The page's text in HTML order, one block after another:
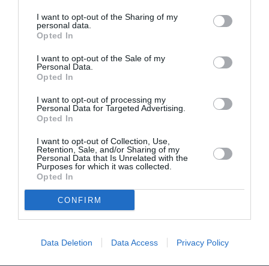
I want to opt-out of the Sharing of my
personal data.
Opted In
I want to opt-out of the Sale of my
Personal Data.
Opted In
I want to opt-out of processing my
Personal Data for Targeted Advertising.
Opted In
I want to opt-out of Collection, Use,
Retention, Sale, and/or Sharing of my
Personal Data that Is Unrelated with the
Purposes for which it was collected.
Opted In
CONFIRM
Data Deletion Data Access Privacy Policy
Δήμητρα Αθηναΐδου/ πιάνο, Κίμωνας Γκόγκας/κιθάρα,
Ρουμουνδούμης/τύμπανα, Θοδωρής Πετσόπουλος/
σαξόφωνο, Αντώνης Ηλιάκης/κιθάρα και φωνή
Reversed
κατευθείαν μια διαφορετική ενέργεια, μια αύρα από τον
καθένα τους που πραγματικά σε μεταφέρει στην εποχή
που το ροκ είχε πρωταρχικό ρόλο στις καρδιές των
πολλών. Ας ξεκινήσουμε λοιπόν από εκείνον τον
απογευματινό καφέ που μέσα στην κουβέντα τους και
στο χαβαλέ που επικρατούσε ανοίξανε τα χαρτιά τους
μουσική πινελιά και στο μυαλό τους έπαιζε σαν μια